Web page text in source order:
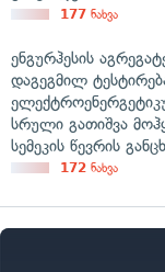
გადახედვა
177 ნახვა
ენგურჰესის
დაგეგმილ
სრული გათიშვა
სემეკის წევრის
172 ნახვა